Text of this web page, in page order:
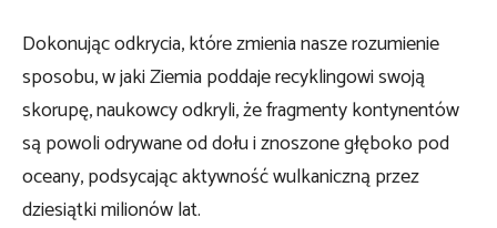
Dokonując odkrycia, które zmienia nasze rozumienie
sposobu, w jaki Ziemia poddaje recyklingowi swoją
skorupę, naukowcy odkryli, że fragmenty kontynentów
są powoli odrywane od dołu i znoszone głęboko pod
oceany, podsycając aktywność wulkaniczną przez
dziesiątki milionów lat.